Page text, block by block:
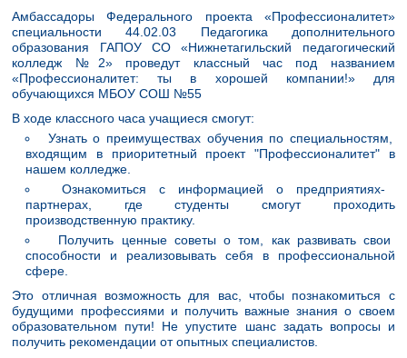
Амбассадоры Федерального проекта «Профессионалитет»
специальности 44.02.03 Педагогика дополнительного
образования ГАПОУ СО «Нижнетагильский педагогический
колледж №2» проведут классный час под названием
«Профессионалитет: ты в хорошей компании!» для
обучающихся МБОУ СОШ №55
В ходе классного часа учащиеся смогут:
Узнать о преимуществах обучения по специальностям,
входящим в приоритетный проект "Профессионалитет" в
нашем колледже.
Ознакомиться с информацией о предприятиях-
партнерах, где студенты смогут проходить
производственную практику.
Получить ценные советы о том, как развивать свои
способности и реализовывать себя в профессиональной
сфере.
Это отличная возможность для вас, чтобы познакомиться с
будущими профессиями и получить важные знания о своем
образовательном пути! Не упустите шанс задать вопросы и
получить рекомендации от опытных специалистов.